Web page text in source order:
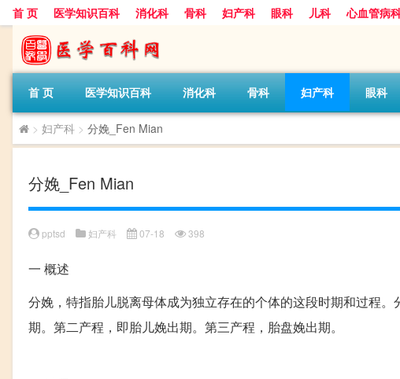
首 页 医学知识百科 消化科 骨科 妇产科 眼科 儿科 心血管病
首 页 医学知识百科 消化科 骨科 妇产科 眼科
> 妇产科 > 分娩_Fen Mian
分娩_Fen Mian
pptsd 妇产科 07-18 398
一 概述
分娩，特指胎儿脱离母体成为独立存在的个体的这段时期和过程
期。第二产程，即胎儿娩出期。第三产程，胎盘娩出期。